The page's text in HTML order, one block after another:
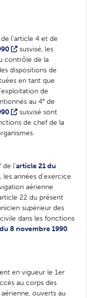
l'article 4 et de
susvisé, les
contrôle de la
dispositions de
en tant que
de
au 4° de
susvisé sont
de chef de la
de l'article 21 du
les années d'exercice
aérienne
22 du présent
supérieur des
dans les fonctions
8 novembre 1990
en vigueur le 1er
au corps des
ouverts au